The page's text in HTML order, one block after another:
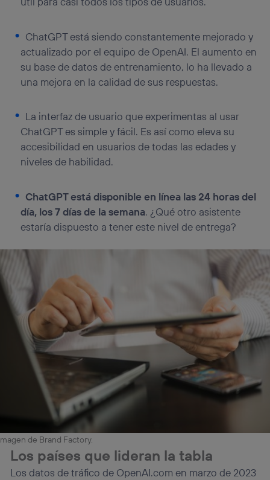
ChatGPT está siendo constantemente mejorado y
actualizado por el equipo de OpenAI. El aumento en
su base de datos de entrenamiento, lo ha llevado a
una mejora en la calidad de sus respuestas.
La interfaz de usuario que experimentas al usar
ChatGPT es simple y fácil. Es así como eleva su
accesibilidad en usuarios de todas las edades y
niveles de habilidad.
ChatGPT está disponible en línea las 24 horas del
día, los 7 días de la semana. ¿Qué otro asistente
estaría dispuesto a tener este nivel de entrega?
de Brand Factory.
Los países que lideran la tabla
Los datos de tráfico de OpenAI.com en marzo de 2023
“Administrar Utiq” en la parte inferior de esta página web o
la política de privacidad de Utiq.